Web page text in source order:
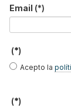
Email (*)
(*)
Acepto la
(*)